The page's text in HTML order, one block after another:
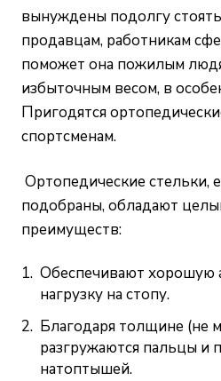
вынуждены подолгу
продавцам, работникам
поможет она пожилым
избыточным весом, в
Пригодятся
спортсменам.
Ортопедические стельки,
подобраны, обладают
преимуществ:
Обеспечивают хорошую
нагрузку на стопу.
Благодаря толщине (не
разгружаются пальцы и
натоптышей.